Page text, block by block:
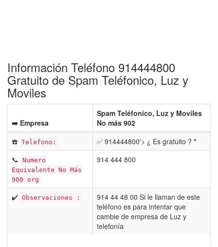
Información Teléfono 914444800
Gratuito de Spam Teléfonico, Luz y
Moviles
➡️ Empresa
Spam Teléfonico, Luz y Moviles
No más 902
☎️ Telefono: ✅ 914444800'> ¿ Es gratuito ? *
📞 Numero
Equivalente No Más
900 org
914 444 800
✔️ Observaciones :
914 44 48 00 Si le llaman de este
teléfono es para intentar que
cambie de empresa de Luz y
telefonía